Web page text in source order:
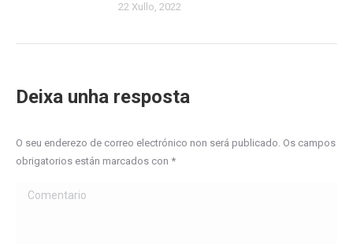
22 Xullo, 2022
Deixa unha resposta
O seu enderezo de correo electrónico non será publicado. Os campos
obrigatorios están marcados con *
Comentario